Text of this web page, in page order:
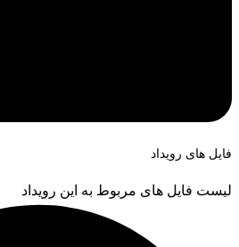
فایل های رویداد
لیست فایل های مربوط به این رویداد